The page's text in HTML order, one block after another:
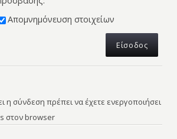
Απομνημόνευση στοιχείων
η σύνδεση πρέπει να έχετε ενεργοποιήσει
στον browser